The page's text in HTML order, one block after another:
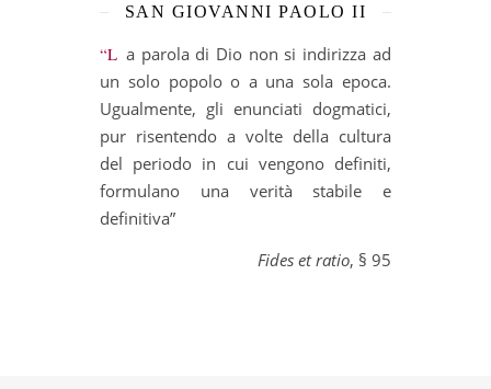
SAN GIOVANNI PAOLO II
“La parola di Dio non si indirizza ad
un solo popolo o a una sola epoca.
Ugualmente, gli enunciati dogmatici,
pur risentendo a volte della cultura
del periodo in cui vengono definiti,
formulano una verità stabile e
definitiva”
Fides et ratio, § 95